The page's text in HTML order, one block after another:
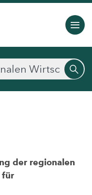
der regionalen
für